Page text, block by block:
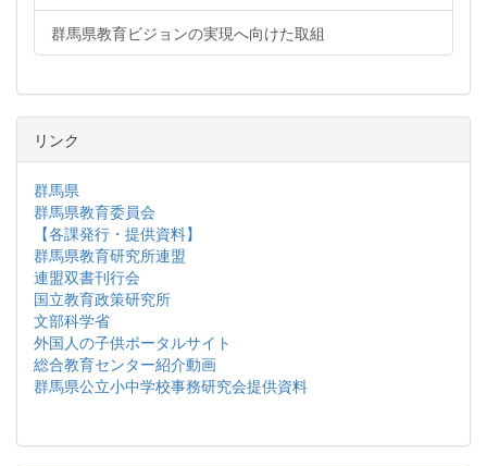
群馬県教育ビジョンの実現へ向けた取組
リンク
群馬県
群馬県教育委員会
【各課発行・提供資料】
群馬県教育研究所連盟
連盟双書刊行会
国立教育政策研究所
文部科学省
外国人の子供ポータルサイト
総合教育センター紹介動画
群馬県公立小中学校事務研究会提供資料